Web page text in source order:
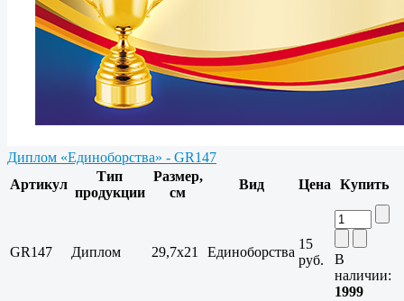
Диплом «Единоборства» - GR147
Артикул
Тип
продукции
Размер,
см
Вид Цена Купить
GR147 Диплом 29,7x21 Единоборства
15
руб.
В
наличии:
1999